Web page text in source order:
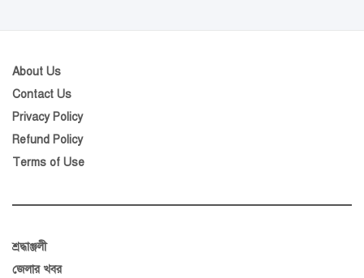
About Us
Contact Us
Privacy Policy
Refund Policy
Terms of Use
শ্রদ্ধাঞ্জলী
জেলার খবর